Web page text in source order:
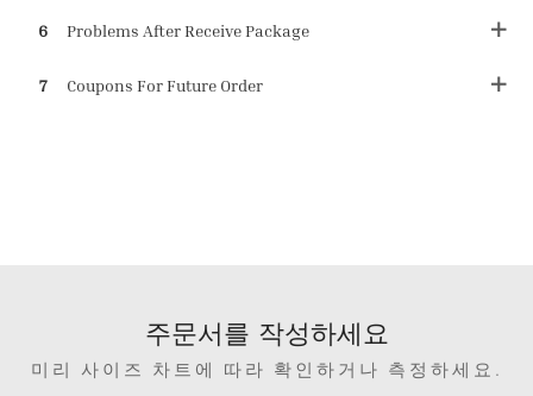
6 Problems After Receive Package
7 Coupons For Future Order
주문서를 작성하세요
미리 사이즈 차트에 따라 확인하거나 측정하세요.